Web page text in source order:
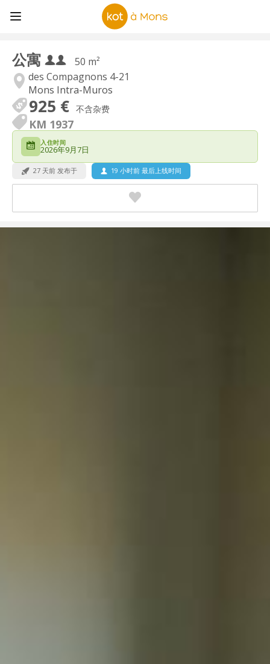
公寓
50 m²
des Compagnons 4-21
Mons Intra-Muros
925 € 不含杂费
KM 1937
入住时间
2026年9月7日
27 天前 发布于 19 小时前 最后上线时间